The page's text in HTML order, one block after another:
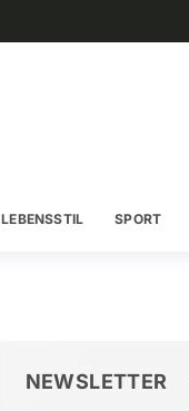
LEBENSSTIL SPORT
NEWSLETTER